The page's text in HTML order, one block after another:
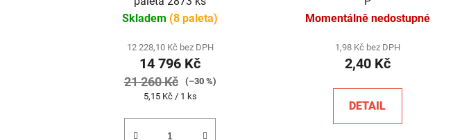
Skladem (8 paleta)
12 228,10 Kč bez DPH
14 796 Kč
21 260 Kč
(–30 %)
Měrná
5,15 Kč / 1 ks
Momentálně nedostupné
1,98 Kč bez DPH
2,40 Kč
DETAIL